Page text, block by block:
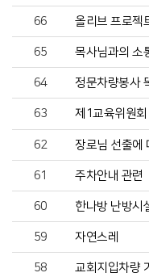
66 올리브 프로젝
65 목사님과의 소
64 정문차량봉사
63 제1교육위원
62 장로님 선출에
61 주차안내 관련
60 한나방 난방시
59 자연스레
58 교회지입차량